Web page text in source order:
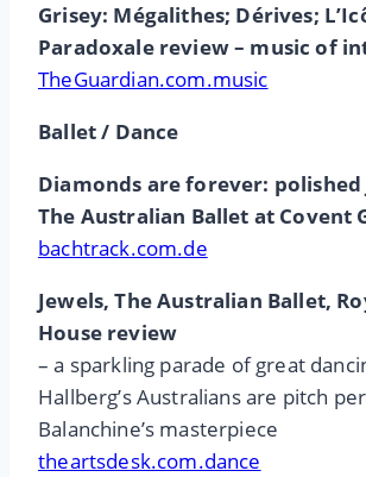
Grisey: Mégalithes; Dérives;
Paradoxale review– music of
TheGuardian.com.music
Ballet / Dance
Diamonds are forever: polished
The Australian Ballet at Covent
bachtrack.com.de
Jewels, The Australian Ballet,
House review
– a sparkling parade of great
Hallberg’s Australians are pitch
Balanchine’s masterpiece
theartsdesk.com.dance